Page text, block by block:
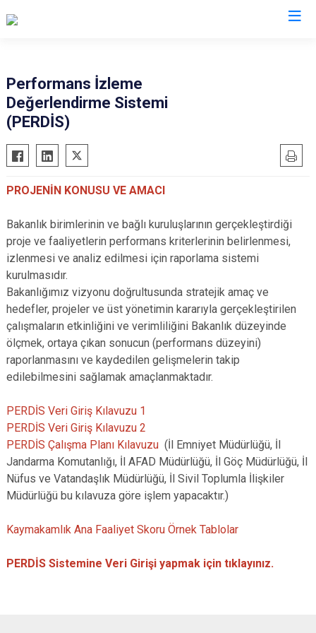
Performans İzleme
Değerlendirme Sistemi
(PERDİS)
PROJENİN KONUSU VE AMACI
Bakanlık birimlerinin ve bağlı kuruluşlarının gerçekleştirdiği
proje ve faaliyetlerin performans kriterlerinin belirlenmesi,
izlenmesi ve analiz edilmesi için raporlama sistemi
kurulmasıdır.
Bakanlığımız vizyonu doğrultusunda stratejik amaç ve
hedefler, projeler ve üst yönetimin kararıyla gerçekleştirilen
çalışmaların etkinliğini ve verimliliğini Bakanlık düzeyinde
ölçmek, ortaya çıkan sonucun (performans düzeyini)
raporlanmasını ve kaydedilen gelişmelerin takip
edilebilmesini sağlamak amaçlanmaktadır.
PERDİS Veri Giriş Kılavuzu 1
PERDİS Veri Giriş Kılavuzu 2
PERDİS Çalışma Planı Kılavuzu (İl Emniyet Müdürlüğü, İl
Jandarma Komutanlığı, İl AFAD Müdürlüğü, İl Göç Müdürlüğü, İl
Nüfus ve Vatandaşlık Müdürlüğü, İl Sivil Toplumla İlişkiler
Müdürlüğü bu kılavuza göre işlem yapacaktır.)
Kaymakamlık Ana Faaliyet Skoru Örnek Tablolar
PERDİS Sistemine Veri Girişi yapmak için tıklayınız.